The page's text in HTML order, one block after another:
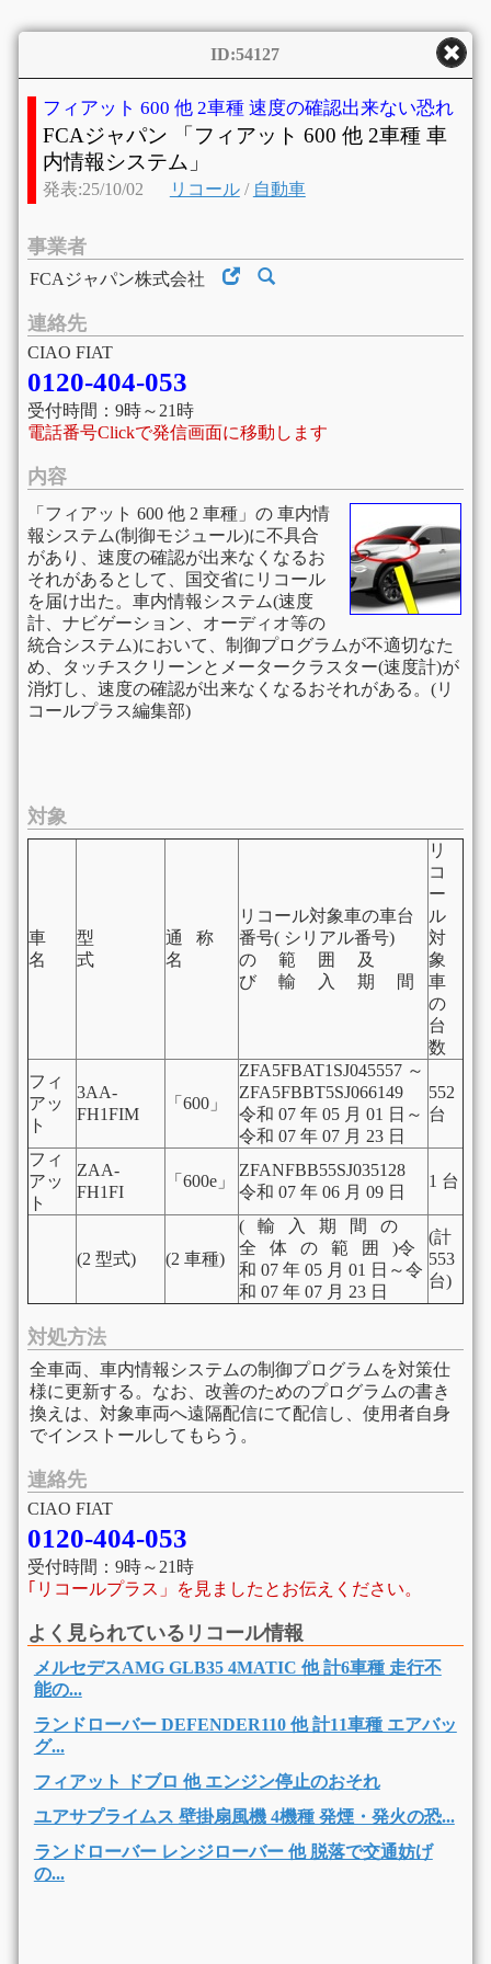
ID:54127
フィアット 600 他 2車種 速度の確認出来ない恐れ
FCAジャパン 「フィアット 600 他 2車種 車
内情報システム」
発表:25/10/02 リコール/ 自動車
事業者
FCAジャパン株式会社
連絡先
CIAO FIAT
0120-404-053
受付時間：9時～21時
電話番号Clickで発信画面に移動します
内容
「フィアット 600 他 2 車種」の 車内情
報システム(制御モジュール)に不具合
があり、速度の確認が出来なくなるお
それがあるとして、国交省にリコール
を届け出た。車内情報システム(速度
計、ナビゲーション、オーディオ等の
統合システム)において、制御プログラムが不適切なた
め、タッチスクリーンとメータークラスター(速度計)が
消灯し、速度の確認が出来なくなるおそれがある。(リ
コールプラス編集部)
対象
車
名
型
式
通 称
名
リコール対象車の車台
番号( シリアル番号)
の 範 囲 及
び 輸 入 期 間
リ
コ
ー
ル
対
象
車
の
台
数
フィ
アッ
ト
3AA-
FH1FIM
「600」
ZFA5FBAT1SJ045557 ～
ZFA5FBBT5SJ066149
令和 07 年 05 月 01 日～
令和 07 年 07 月 23 日
552
台
フィ
アッ
ト
ZAA-
FH1FI
「600e」
ZFANFBB55SJ035128
令和 07 年 06 月 09 日
1 台
(2 型式) (2 車種)
( 輸 入 期 間 の
全 体 の 範 囲 )令
和 07 年 05 月 01 日～令
和 07 年 07 月 23 日
(計
553
台)
対処方法
全車両、車内情報システムの制御プログラムを対策仕
様に更新する。なお、改善のためのプログラムの書き
換えは、対象車両へ遠隔配信にて配信し、使用者自身
でインストールしてもらう。
連絡先
CIAO FIAT
0120-404-053
受付時間：9時～21時
｢リコールプラス」を見ましたとお伝えください。
よく見られているリコール情報
メルセデスAMG GLB35 4MATIC 他 計6車種 走行不
能の...
ランドローバー DEFENDER110 他 計11車種 エアバッ
グ...
フィアット ドブロ 他 エンジン停止のおそれ
ユアサプライムス 壁掛扇風機 4機種 発煙・発火の恐...
ランドローバー レンジローバー 他 脱落で交通妨げ
の...